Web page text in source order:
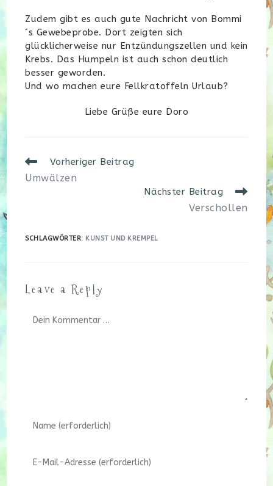
Zudem gibt es auch gute Nachricht von Bommi
´s Gewebeprobe. Dort zeigten sich
glücklicherweise nur Entzündungszellen und kein
Krebs. Das Humpeln ist auch schon deutlich
besser geworden.
Und wo machen eure Fellkratoffeln Urlaub?
Liebe Grüße eure Doro
Weitere
Artikel
ansehen
Vorheriger Beitrag
Umwälzen
Nächster Beitrag
Verschollen
SCHLAGWÖRTER: KUNST UND KREMPEL
Leave a Reply
Kommentar
Gib
deinen
oder
Gib
deine